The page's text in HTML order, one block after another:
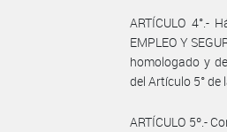
ARTÍCULO 4°.-
EMPLEO Y
homologado y
del Artículo 5° de
ARTÍCULO 5º.-